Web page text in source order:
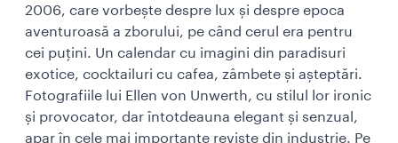
2006, care vorbește despre lux și despre epoca
aventuroasă a zborului, pe când cerul era pentru
cei puțini. Un calendar cu imagini din paradisuri
exotice, cocktailuri cu cafea, zâmbete și așteptări.
Fotografiile lui Ellen von Unwerth, cu stilul lor ironic
și provocator, dar întotdeauna elegant și senzual,
apar în cele mai importante reviste din industrie. Pe